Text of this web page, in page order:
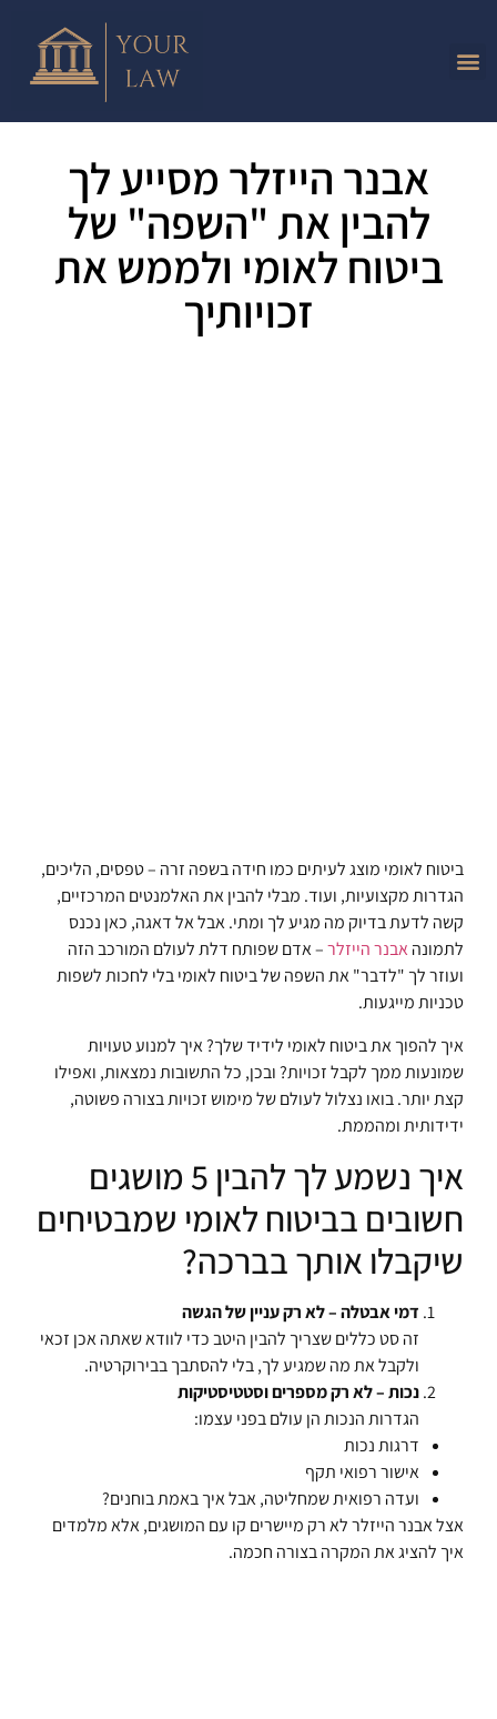
אבנר הייזלר מסייע לך
להבין את "השפה" של
ביטוח לאומי ולממש את
זכויותיך
ביטוח לאומי מוצג לעיתים כמו חידה בשפה זרה – טפסים, הליכים,
הגדרות מקצועיות, ועוד. מבלי להבין את האלמנטים המרכזיים,
קשה לדעת בדיוק מה מגיע לך ומתי. אבל אל דאגה, כאן נכנס
לתמונה אבנר הייזלר– אדם שפותח דלת לעולם המורכב הזה
ועוזר לך "לדבר" את השפה של ביטוח לאומי בלי לחכות לשפות
טכניות מייגעות.
איך להפוך את ביטוח לאומי לידיד שלך? איך למנוע טעויות
שמונעות ממך לקבל זכויות? ובכן, כל התשובות נמצאות, ואפילו
קצת יותר. בואו נצלול לעולם של מימוש זכויות בצורה פשוטה,
ידידותית ומהממת.
איך נשמע לך להבין 5 מושגים
חשובים בביטוח לאומי שמבטיחים
שיקבלו אותך בברכה?
דמי אבטלה – לא רק עניין של הגשה
זה סט כללים שצריך להבין היטב כדי לוודא שאתה אכן זכאי
ולקבל את מה שמגיע לך, בלי להסתבך בבירוקרטיה.
נכות – לא רק מספרים וסטטיסטיקות
הגדרות הנכות הן עולם בפני עצמו:
דרגות נכות
אישור רפואי תקף
ועדה רפואית שמחליטה, אבל איך באמת בוחנים?
אצל אבנר הייזלר לא רק מיישרים קו עם המושגים, אלא מלמדים
איך להציג את המקרה בצורה חכמה.